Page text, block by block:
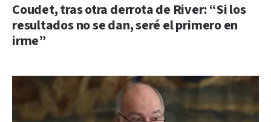
Coudet, tras otra derrota de River: “Si los
resultados no se dan, seré el primero en
irme”